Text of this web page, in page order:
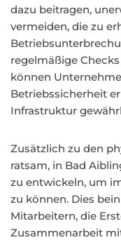
dazu beitragen,
vermeiden, die zu
regelmäßige
können
Betriebssicherheit
Infrastruktur
Zusätzlich zu den
ratsam, in Bad
zu entwickeln, um
zu können. Dies
Mitarbeitern, die
Zusammenarbeit